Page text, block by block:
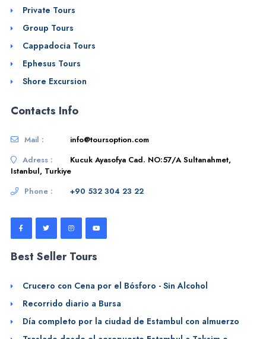
Private Tours
Group Tours
Cappadocia Tours
Ephesus Tours
Shore Excursion
Contacts Info
Mail :
info@toursoption.com
Adress :
Kucuk Ayasofya Cad. NO:57/A Sultanahmet,
Istanbul, Turkiye
Phone :
+90 532 304 23 22
Best Seller Tours
Crucero con Cena por el Bósforo - Sin Alcohol
Recorrido diario a Bursa
Día completo por la ciudad de Estambul con almuerzo